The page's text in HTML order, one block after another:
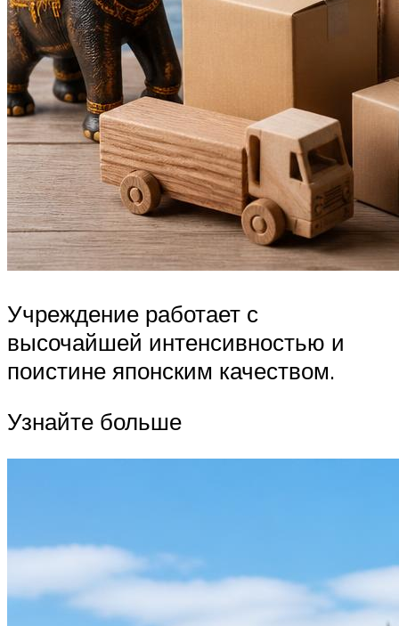
Учреждение работает с
высочайшей интенсивностью и
поистине японским качеством.
Узнайте больше